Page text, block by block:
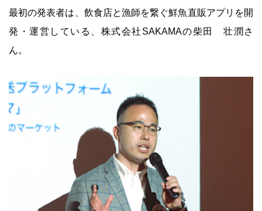
最初の発表者は、飲食店と漁師を繋ぐ鮮魚直販アプリを開
発・運営している、株式会社SAKAMAの柴田 壮潤さ
ん。